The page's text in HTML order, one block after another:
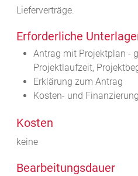
Lieferverträge.
Erforderliche
Antrag mit Projektplan -
Projektlaufzeit,
Erklärung zum Antrag
Kosten- und
Kosten
keine
Bearbeitungsdauer